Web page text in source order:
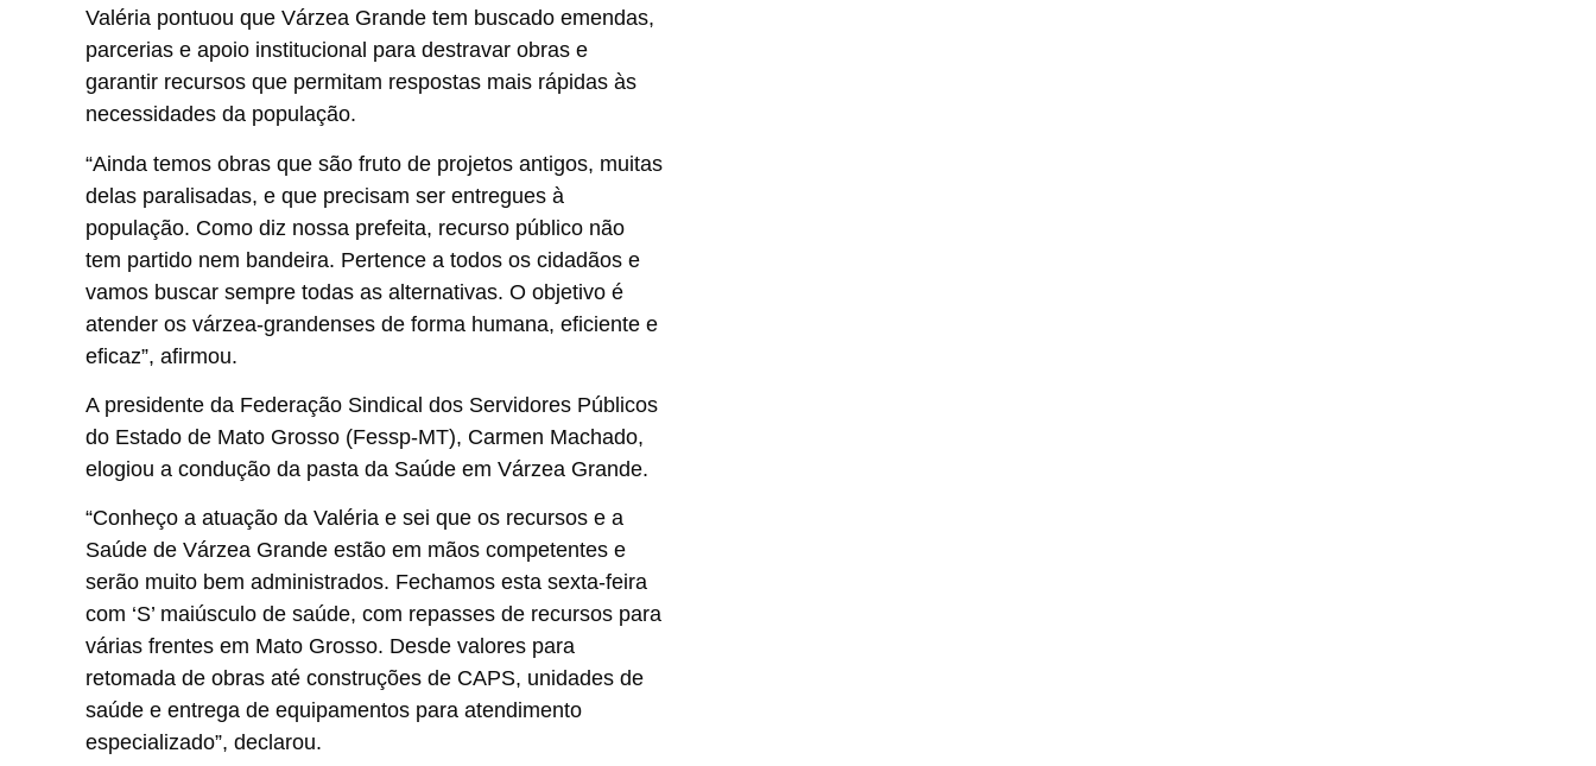
Valéria pontuou que Várzea Grande tem buscado emendas,
parcerias e apoio institucional para destravar obras e
garantir recursos que permitam respostas mais rápidas às
necessidades da população.
“Ainda temos obras que são fruto de projetos antigos, muitas
delas paralisadas, e que precisam ser entregues à
população. Como diz nossa prefeita, recurso público não
tem partido nem bandeira. Pertence a todos os cidadãos e
vamos buscar sempre todas as alternativas. O objetivo é
atender os várzea-grandenses de forma humana, eficiente e
eficaz”, afirmou.
A presidente da Federação Sindical dos Servidores Públicos
do Estado de Mato Grosso (Fessp-MT), Carmen Machado,
elogiou a condução da pasta da Saúde em Várzea Grande.
“Conheço a atuação da Valéria e sei que os recursos e a
Saúde de Várzea Grande estão em mãos competentes e
serão muito bem administrados. Fechamos esta sexta-feira
com ‘S’ maiúsculo de saúde, com repasses de recursos para
várias frentes em Mato Grosso. Desde valores para
retomada de obras até construções de CAPS, unidades de
saúde e entrega de equipamentos para atendimento
especializado”, declarou.